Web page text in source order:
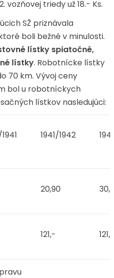
triedy už 18.- Ks.
SŽ priznávala
boli bežné v minulosti.
lístky spiatočné,
lístky. Robotnícke lístky
70 km. Vývoj ceny
bol u robotníckych
lístkov nasledujúci:
1941/1942
20,90
121,- 121,-